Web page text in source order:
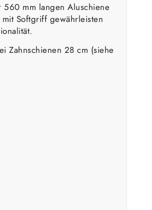
560 mm langen Aluschiene
Softgriff gewährleisten
Zahnschienen 28 cm (siehe